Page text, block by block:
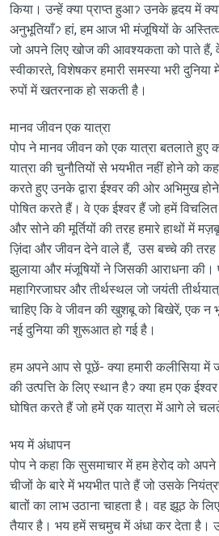
किया। उन्हें क्या प्राप्त हुआॽ उनके हृदय में
अनुभूतियाँॽ हां, हम आज भी मंजूषियों के
जो अपने लिए खोज की आवश्यकता को पाते हैं, वे
स्वीकारते, विशेषकर हमारी समस्या भरी
रुपों में खतरनाक हो सकती है।
मानव जीवन एक यात्रा
पोप ने मानव जीवन को एक यात्रा बतलाते हुए
यात्रा की चुनौतियों से भयभीत नहीं होने को
करते हुए उनके द्वारा ईश्वर की ओर अभिमुख
पोषित करते हैं। वे एक ईश्वर हैं जो हमें
और सोने की मूर्तियों की तरह हमारे हाथों में
ज़िंदा और जीवन देने वाले हैं, उस बच्चे की तरह
झुलाया और मंजूषियों ने जिसकी आराधना
महागिरजाघर और तीर्थस्थल जो जयंती
चाहिए कि वे जीवन की खुशबू को बिखेरें, एक न
नई दुनिया की शुरूआत हो गई है।
हम अपने आप से पूछें- क्या हमारी कलीसिया में
की उत्पत्ति के लिए स्थान हैॽ क्या हम एक
घोषित करते हैं जो हमें एक यात्रा में आगे ले
भय में अंधापन
पोप ने कहा कि सुसमाचार में हम हेरोद को
चीजों के बारे में भयभीत पाते हैं जो उसके
बातों का लाभ उठाना चाहता है। वह झूठ के
तैयार है। भय हमें सचमुच में अंधा कर देता है।